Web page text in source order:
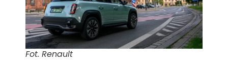
Fot. Renault